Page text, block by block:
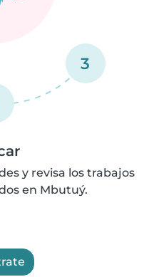
3
y revisa los trabajos
en Mbutuý.